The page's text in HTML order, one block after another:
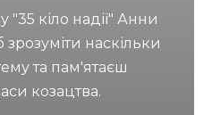
"35 кіло надії" Анни
наскільки
та пам'ятаєш
козацтва.